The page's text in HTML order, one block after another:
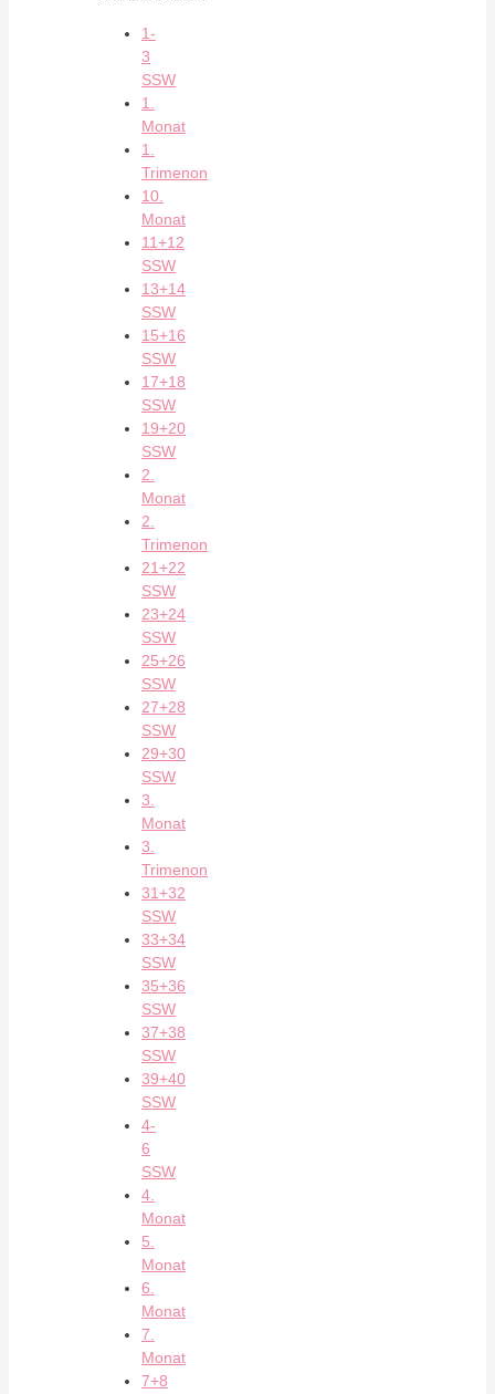
1-
3
SSW
1.
Monat
1.
Trimenon
10.
Monat
11+12
SSW
13+14
SSW
15+16
SSW
17+18
SSW
19+20
SSW
2.
Monat
2.
Trimenon
21+22
SSW
23+24
SSW
25+26
SSW
27+28
SSW
29+30
SSW
3.
Monat
3.
Trimenon
31+32
SSW
33+34
SSW
35+36
SSW
37+38
SSW
39+40
SSW
4-
6
SSW
4.
Monat
5.
Monat
6.
Monat
7.
Monat
7+8